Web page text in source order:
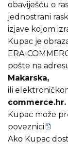
obaviješću o
jednostrani
izjave kojom
Kupac je
ERA-
pošte na
Makarska,
ili
commerce.hr.
Kupac može
poveznici
Ako Kupac